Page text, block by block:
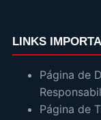
LINKS
Página de
Página de